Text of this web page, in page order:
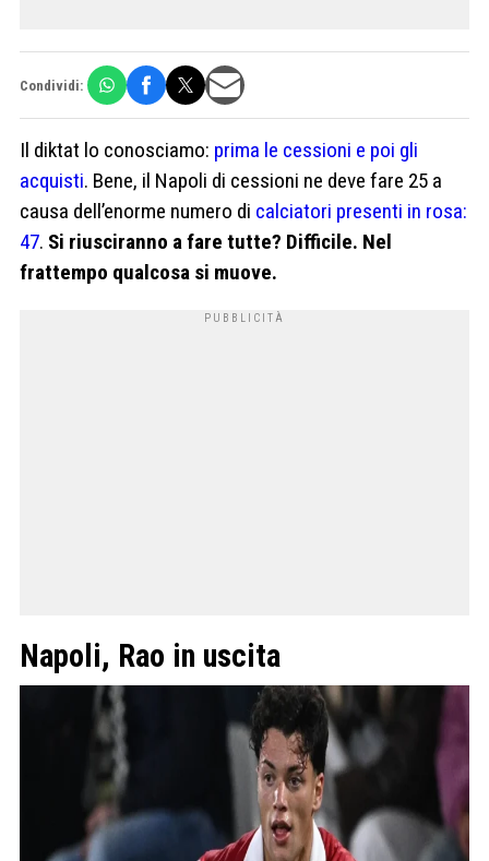
Condividi:
Il diktat lo conosciamo: prima le cessioni e poi gli
acquisti. Bene, il Napoli di cessioni ne deve fare 25 a
causa dell’enorme numero di calciatori presenti in rosa:
47. Si riusciranno a fare tutte? Difficile. Nel
frattempo qualcosa si muove.
Napoli, Rao in uscita